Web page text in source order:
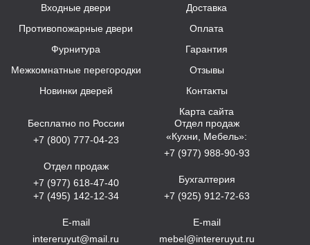
Входные двери
Противопожарные двери
Фурнитура
Межкомнатные перегородки
Новинки дверей
Доставка
Оплата
Гарантия
Отзывы
Контакты
Карта сайта
Бесплатно по России
+7 (800) 777-04-23
Отдел продаж
+7 (977) 618-47-40
+7 (495) 142-12-34
E-mail
intereruyut@mail.ru
Отдел продаж
«Кухни, Мебель»:
+7 (977) 988-90-93
Бухгалтерия
+7 (925) 912-72-63
E-mail
mebel@intereruyut.ru